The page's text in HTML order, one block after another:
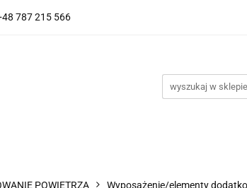
787 215 566
SERIA J AUTORYZOWANY
AUDYT SPRĘŻONEGO POWIETRZA SERIA J
POWIETRZA Wyposażenie/elementy